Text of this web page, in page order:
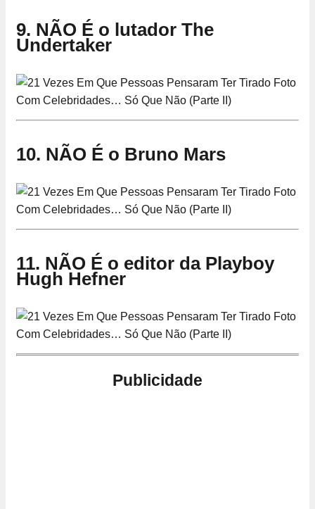
9. NÃO É o lutador The
Undertaker
10. NÃO É o Bruno Mars
11. NÃO É o editor da Playboy
Hugh Hefner
Publicidade